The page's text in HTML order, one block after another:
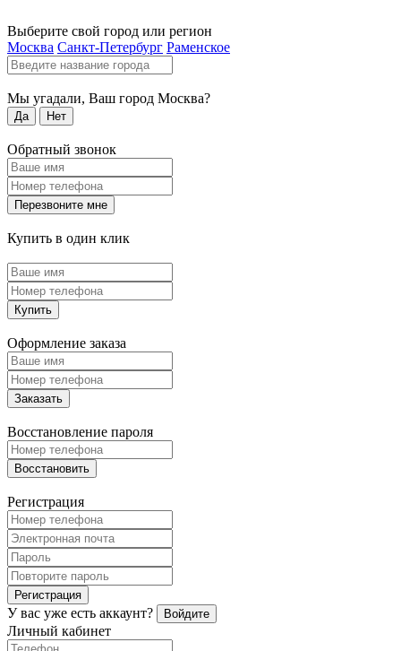
Выберите свой город или регион
Москва Санкт-Петербург Раменское
Мы угадали, Ваш город Москва?
Да Нет
Обратный звонок
Перезвоните мне
Купить в один клик
Купить
Оформление заказа
Заказать
Восстановление пароля
Восстановить
Регистрация
Регистрация
У вас уже есть аккаунт? Войдите
Личный кабинет